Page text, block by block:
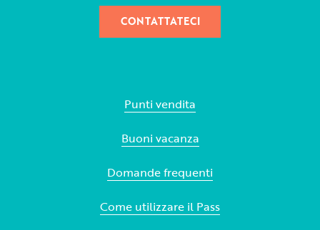
CONTATTATECI
Punti vendita
Buoni vacanza
Domande frequenti
Come utilizzare il Pass